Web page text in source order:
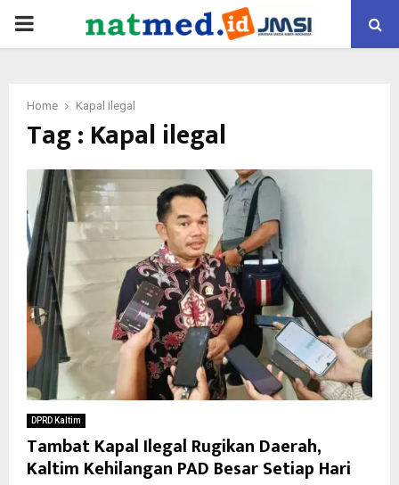
PRIMARY
Home Kapal ilegal
Tag : Kapal ilegal
DPRD Kaltim
Tambat Kapal Ilegal Rugikan Daerah,
Kaltim Kehilangan PAD Besar Setiap Hari